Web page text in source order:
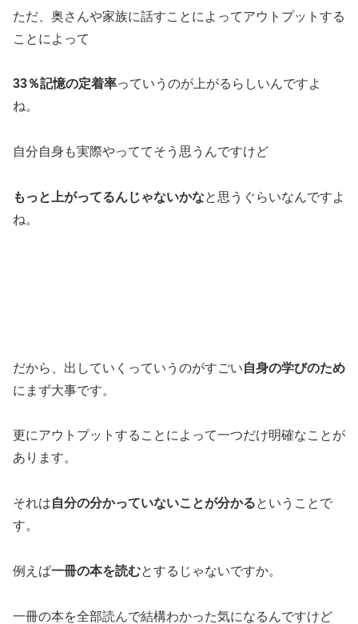
ただ、奥さんや家族に話すことによってアウトプットする
ことによって
33％記憶の定着率っていうのが上がるらしいんですよ
ね。
自分自身も実際やっててそう思うんですけど
もっと上がってるんじゃないかなと思うぐらいなんですよ
ね。
だから、出していくっていうのがすごい自身の学びのため
にまず大事です。
更にアウトプットすることによって一つだけ明確なことが
あります。
それは自分の分かっていないことが分かるということで
す。
例えば一冊の本を読むとするじゃないですか。
一冊の本を全部読んで結構わかった気になるんですけど